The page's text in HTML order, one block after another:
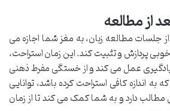
از مطالعه
جلسات مطالعه زبان، به مغز شما اجازه می
پردازش و تثبیت کند. این زمان استراحت،
یادگیری عمل می کند و از خستگی مفرط ذهنی
اندازه کافی استراحت کرده باشد، توانایی
مطالب دارد و به شما کمک می کند تا از زمان